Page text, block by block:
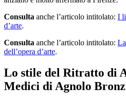
Consulta anche l’articolo intitolato: I
d’arte.
Consulta anche l’articolo intitolato:
dell’opera d’arte.
Lo stile del Ritratto di
Medici di Agnolo